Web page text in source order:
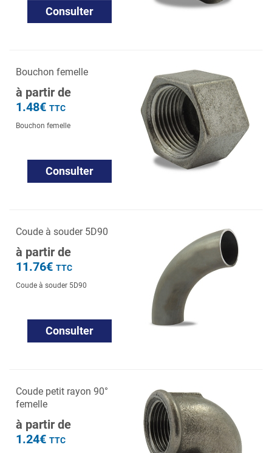
Consulter
Bouchon femelle
à partir de
1.48€ TTC
Bouchon femelle
Consulter
Coude à souder 5D90
à partir de
11.76€ TTC
Coude à souder 5D90
Consulter
Coude petit rayon 90°
femelle
à partir de
1.24€ TTC